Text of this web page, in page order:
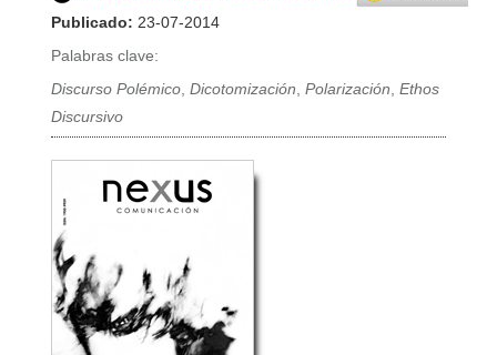
Publicado: 23-07-2014
Palabras clave:
Discurso Polémico,Dicotomización,Polarización,Ethos
Discursivo